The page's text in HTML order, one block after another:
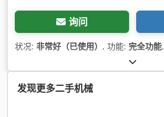
询问
状况: 非常好（已使用） , 功能: 完全功能,
发现更多二手机械